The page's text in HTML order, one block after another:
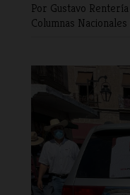
Por Gustavo Rentería
Columnas Nacionales